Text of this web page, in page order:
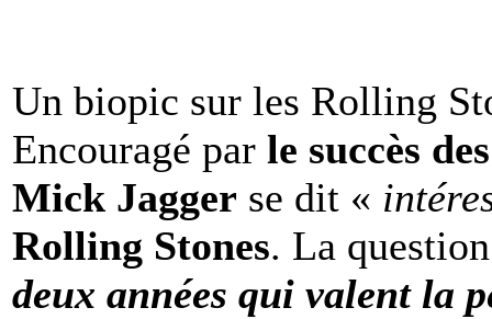
Un biopic sur les Rolling
Encouragé par le succès
Mick Jagger se dit «
Rolling Stones. La
deux années qui valent la